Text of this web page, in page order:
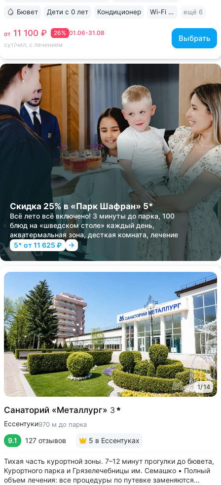
01.06-31.08
26%
от 11 100 ₽
сут/чел, с лечением
Выбрать
Бювет Дети с 0 лет Кондиционер Wi-Fi в номерах ещё 6
Скидка 25% в «Парк Шафран» 5*
Всё лето всё включено! 3 минуты до парка, 100
блюд на «шведском столе» каждый день,
акватермальная зона, десткая комната, лечение
5* от 11 625 ₽
1/14
Санаторий «Металлург» 3
Ессентуки970 м до парка
9.1 127 отзывов 5 в Ессентуках
Тихая часть курортной зоны. 7–12 минут прогулки до бювета,
Курортного парка и Грязелечебницы им. Семашко • Полный
объем лечения: все процедуры по путевке заменяются